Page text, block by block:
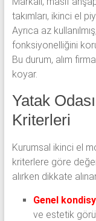
takımları, ikinci el
Ayrıca az
fonksiyonelliğini
Bu durum, alım
koyar.
Yatak
Kriterleri
Kurumsal ikinci el
kriterlere göre
alırken dikkate
Genel
ve estetik